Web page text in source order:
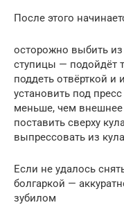
После этого
осторожно выбить
ступицы — подойдёт
поддеть отвёрткой и
установить под
меньше, чем внешнее
поставить сверху
выпрессовать из
Если не удалось
болгаркой —
зубилом